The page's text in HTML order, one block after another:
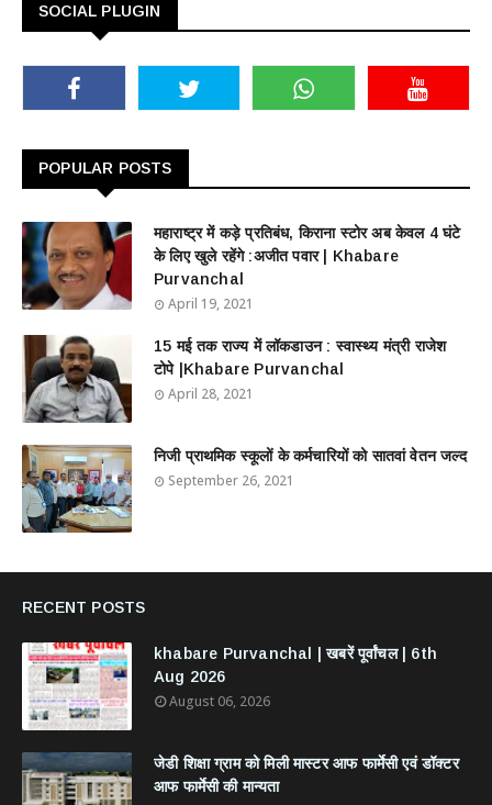
SOCIAL PLUGIN
POPULAR POSTS
महाराष्ट्र में कड़े प्रतिबंध, किराना स्टोर अब केवल 4 घंटे
के लिए खुले रहेंगे :अजीत पवार | Khabare
Purvanchal
April 19, 2021
15 मई तक राज्य में लॉकडाउन : स्वास्थ्य मंत्री राजेश
टोपे |Khabare Purvanchal
April 28, 2021
निजी प्राथमिक स्कूलों के कर्मचारियों को सातवां वेतन जल्द
September 26, 2021
RECENT POSTS
khabare Purvanchal | खबरें पूर्वांचल | 6th
Aug 2026
August 06, 2026
जेडी शिक्षा ग्राम को मिली मास्टर आफ फार्मेसी एवं डॉक्टर
आफ फार्मेसी की मान्यता